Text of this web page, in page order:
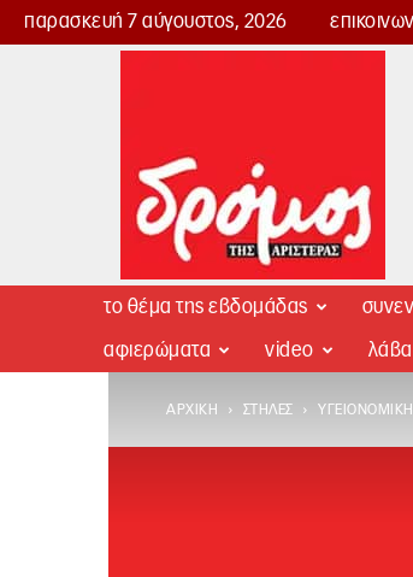
παρασκευή 7 αύγουστος, 2026
Δρόμος
το θέμα της εβδομάδας
αφιερώματα video
ΑΡΧΙΚΉ ΣΤΉΛΕΣ